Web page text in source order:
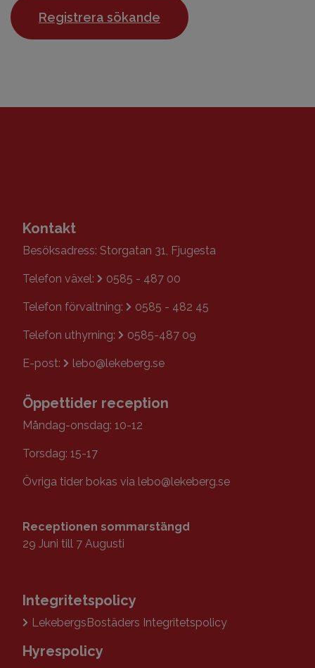
Registrera sökande
Kontakt
Besöksadress: Storgatan 31, Fjugesta
Telefon växel: 0585 - 487 00
Telefon förvaltning: 0585 - 482 45
Telefon uthyrning: 0585-487 09
E-post: lebo@lekeberg.se
Öppettider reception
Måndag-onsdag: 10-12
Torsdag: 15-17
Övriga tider bokas via lebo@lekeberg.se
Receptionen sommarstängd
29 Juni till 7 Augusti
Integritetspolicy
LekebergsBostäders Integritetspolicy
Hyrespolicy